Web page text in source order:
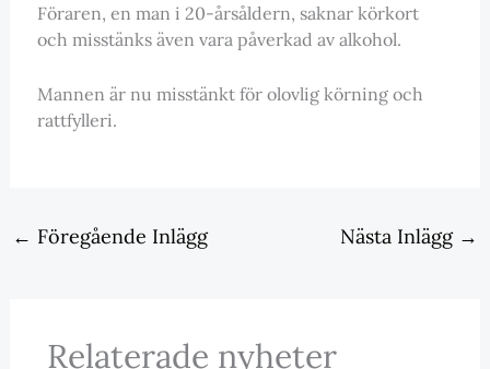
Föraren, en man i 20-årsåldern, saknar körkort
och misstänks även vara påverkad av alkohol.
Mannen är nu misstänkt för olovlig körning och
rattfylleri.
← Föregående Inlägg Nästa Inlägg →
Relaterade nyheter